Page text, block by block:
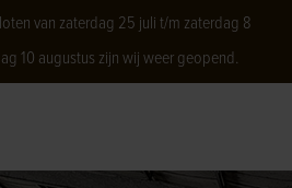
van zaterdag 25 juli t/m zaterdag 8
10 augustus zijn wij weer geopend.